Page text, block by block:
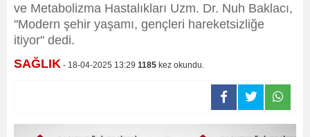
ve Metabolizma Hastalıkları Uzm. Dr. Nuh Baklacı,
"Modern şehir yaşamı, gençleri hareketsizliğe
itiyor" dedi.
SAĞLIK - 18-04-2025 13:29 1185 kez okundu.